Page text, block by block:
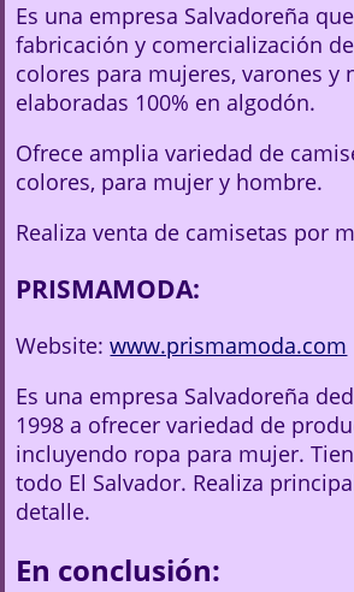
Es una empresa Salvadoreña
fabricación y comercialización
colores para mujeres, varones y
elaboradas 100% en algodón.
Ofrece amplia variedad de
colores, para mujer y hombre.
Realiza venta de camisetas por
PRISMAMODA:
Website:www.prismamoda.com
Es una empresa Salvadoreña
1998 a ofrecer variedad de
incluyendo ropa para mujer.
todo El Salvador. Realiza
detalle.
En conclusión: